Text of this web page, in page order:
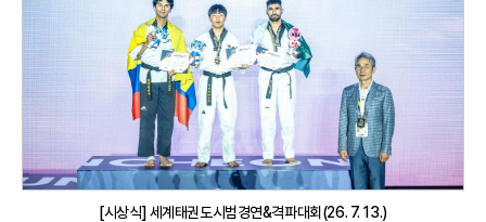
[시상식] 세계태권도시범경연&격파대회(26. 7. 13.)